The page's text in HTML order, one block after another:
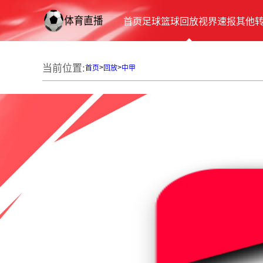
首页足球篮球回放视界速报其他
当前位置:首页>回放>中甲